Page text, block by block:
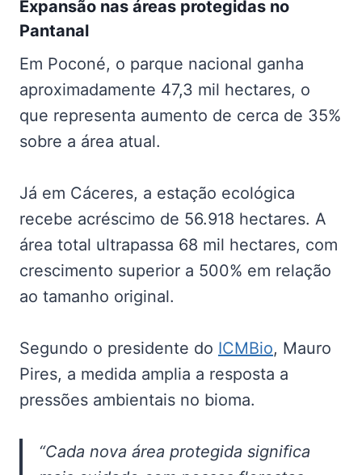
Expansão nas áreas protegidas no
Pantanal
Em Poconé, o parque nacional ganha
aproximadamente 47,3 mil hectares, o
que representa aumento de cerca de 35%
sobre a área atual.
Já em Cáceres, a estação ecológica
recebe acréscimo de 56.918 hectares. A
área total ultrapassa 68 mil hectares, com
crescimento superior a 500% em relação
ao tamanho original.
Segundo o presidente do ICMBio, Mauro
Pires, a medida amplia a resposta a
pressões ambientais no bioma.
“Cada nova área protegida significa